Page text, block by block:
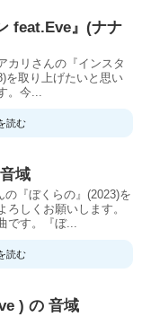
feat.Eve』(ナナ
カリさんの『インスタ
を取り上げたいと思い
。今...
読む
域
の『ぼくらの』(2023)を
しくお願いします。
です。『ぼ...
読む
) の 音域